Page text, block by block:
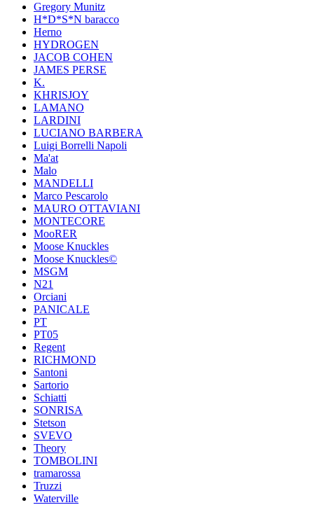
Gregory Munitz
H*D*S*N baracco
Herno
HYDROGEN
JACOB COHEN
JAMES PERSE
K.
KHRISJOY
LAMANO
LARDINI
LUCIANO BARBERA
Luigi Borrelli Napoli
Ma'at
Malo
MANDELLI
Marco Pescarolo
MAURO OTTAVIANI
MONTECORE
MooRER
Moose Knuckles
Moose Knuckles©️
MSGM
N21
Orciani
PANICALE
PT
PT05
Regent
RICHMOND
Santoni
Sartorio
Schiatti
SONRISA
Stetson
SVEVO
Theory
TOMBOLINI
tramarossa
Truzzi
Waterville